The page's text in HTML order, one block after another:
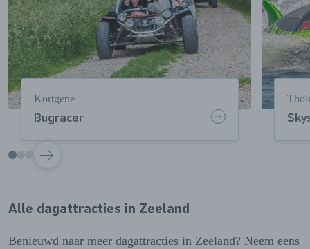
Bugracer
Kortgene
VOLGENDE
Alle dagattracties in Zeeland
Benieuwd naar meer dagattracties in Zeeland? Neem eens